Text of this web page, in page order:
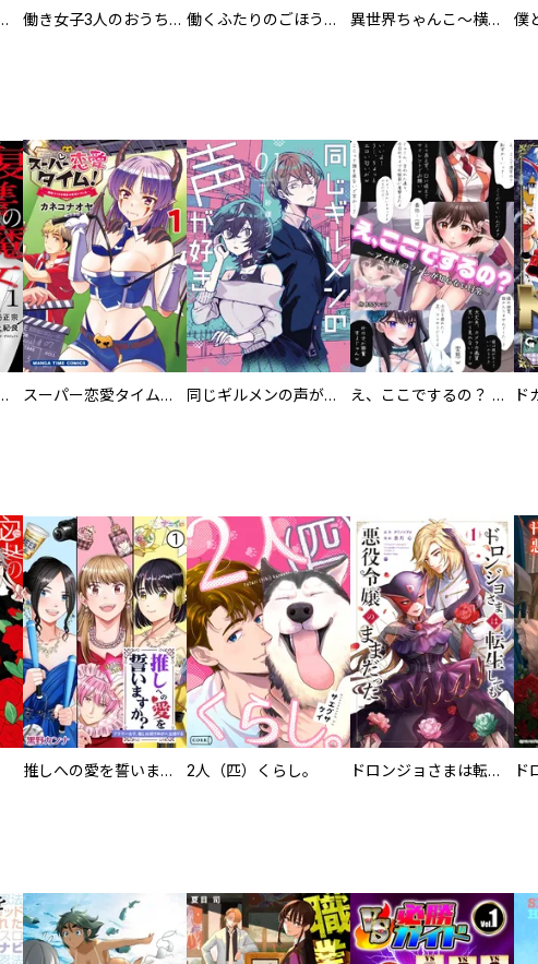
んと、 【分冊版】 働き女子3人のおうち晩酌 働くふたりのごほうび飯 異世界ちゃんこ～横綱目前に召喚されたんだが～ 【連載版】
子単行本版】 スーパー恋愛タイム！～現場でドＳな彼女は自宅でデレる～ 同じギルメンの声が好き え、ここでするの？ アイドルのファンが知らない日常
推しへの愛を誓いますか？～アラサー女子、推しは逃げぬが人生逃げる～ 2人（匹）くらし。 ドロンジョさまは転生しても悪役令嬢のままだった